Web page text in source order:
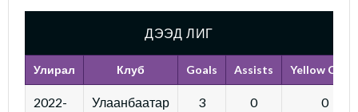
ДЭЭД ЛИГ
Улирал Клуб Goals Assists Yellow
2022-
Улаанбаатар 3 0 0